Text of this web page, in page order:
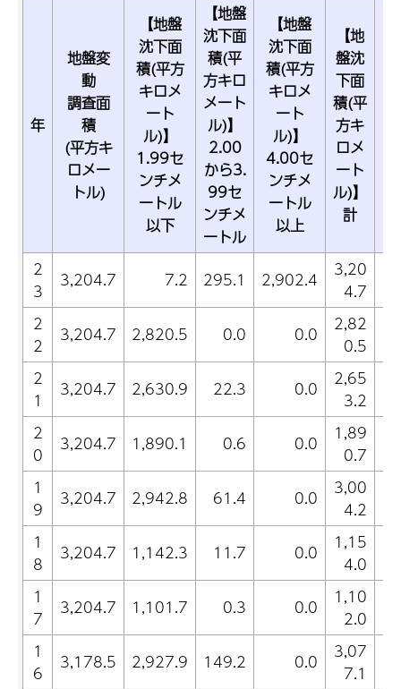
年
地盤変
動
調査面
積
(平方キ
ロメー
トル)
【地盤
沈下面
積(平方
キロメ
ート
ル)】
1.99セ
ンチメ
ートル
以下
【地盤
沈下面
積(平
方キロ
メート
ル)】
2.00
から3.
99セ
ンチメ
ートル
【地盤
沈下面
積(平方
キロメ
ート
ル)】
4.00セ
ンチメ
ートル
以上
【地
盤沈
下面
積(平
方キ
ロメ
ート
ル)】
計
2
3
3,204.7 7.2 295.1 2,902.4
3,20
4.7
2
2
3,204.7 2,820.5 0.0 0.0
2,82
0.5
2
1
3,204.7 2,630.9 22.3 0.0
2,65
3.2
2
0
3,204.7 1,890.1 0.6 0.0
1,89
0.7
1
9
3,204.7 2,942.8 61.4 0.0
3,00
4.2
1
8
3,204.7 1,142.3 11.7 0.0
1,15
4.0
1
7
3,204.7 1,101.7 0.3 0.0
1,10
2.0
1
6
3,178.5 2,927.9 149.2 0.0
3,07
7.1